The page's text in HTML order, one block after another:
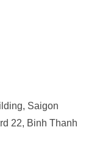
Saigon
22, Binh Thanh